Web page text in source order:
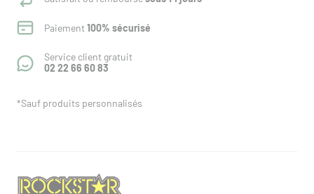
Paiement100% sécurisé
Service client gratuit
02 22 66 60 83
*Sauf produits personnalisés